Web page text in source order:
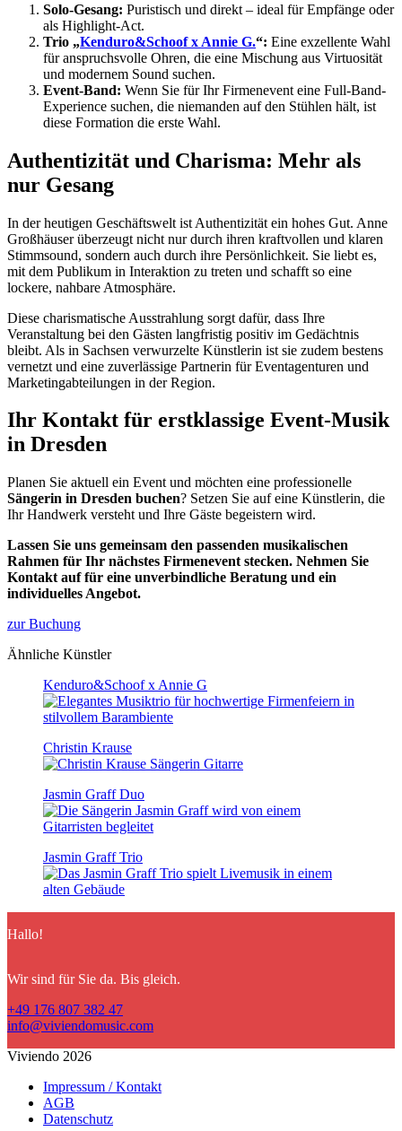
Solo-Gesang: Puristisch und direkt – ideal für Empfänge oder
als Highlight-Act.
Trio „Kenduro&Schoof x Annie G.“: Eine exzellente Wahl
für anspruchsvolle Ohren, die eine Mischung aus Virtuosität
und modernem Sound suchen.
Event-Band: Wenn Sie für Ihr Firmenevent eine Full-Band-
Experience suchen, die niemanden auf den Stühlen hält, ist
diese Formation die erste Wahl.
Authentizität und Charisma: Mehr als
nur Gesang
In der heutigen Geschäftswelt ist Authentizität ein hohes Gut. Anne
Großhäuser überzeugt nicht nur durch ihren kraftvollen und klaren
Stimmsound, sondern auch durch ihre Persönlichkeit. Sie liebt es,
mit dem Publikum in Interaktion zu treten und schafft so eine
lockere, nahbare Atmosphäre.
Diese charismatische Ausstrahlung sorgt dafür, dass Ihre
Veranstaltung bei den Gästen langfristig positiv im Gedächtnis
bleibt. Als in Sachsen verwurzelte Künstlerin ist sie zudem bestens
vernetzt und eine zuverlässige Partnerin für Eventagenturen und
Marketingabteilungen in der Region.
Ihr Kontakt für erstklassige Event-Musik
in Dresden
Planen Sie aktuell ein Event und möchten eine professionelle
Sängerin in Dresden buchen? Setzen Sie auf eine Künstlerin, die
Ihr Handwerk versteht und Ihre Gäste begeistern wird.
Lassen Sie uns gemeinsam den passenden musikalischen
Rahmen für Ihr nächstes Firmenevent stecken. Nehmen Sie
Kontakt auf für eine unverbindliche Beratung und ein
individuelles Angebot.
zur Buchung
Ähnliche Künstler
Kenduro&Schoof x Annie G
Christin Krause
Jasmin Graff Duo
Jasmin Graff Trio
Hallo!
Wir sind für Sie da. Bis gleich.
+49 176 807 382 47
info@viviendomusic.com
Viviendo 2026
Impressum / Kontakt
AGB
Datenschutz